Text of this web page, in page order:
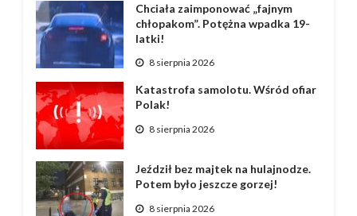
Chciała zaimponować „fajnym
chłopakom”. Potężna wpadka 19-
latki!
8 sierpnia 2026
Katastrofa samolotu. Wśród ofiar
Polak!
8 sierpnia 2026
Jeździł bez majtek na hulajnodze.
Potem było jeszcze gorzej!
8 sierpnia 2026